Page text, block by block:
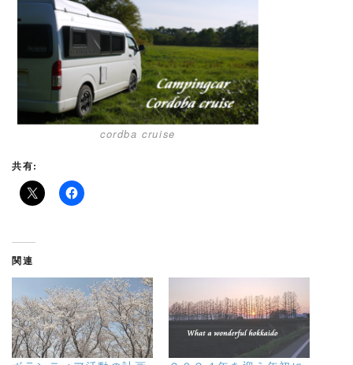
cordba cruise
共有:
関連